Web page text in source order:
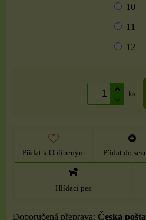
10
11
12
ks
Přidat k Oblíbeným Přidat do
Hlídací pes
Česká